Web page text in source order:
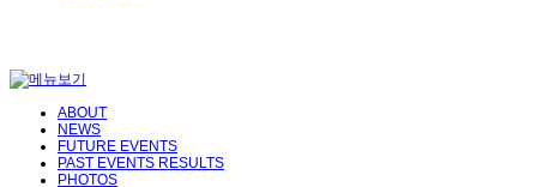
ABOUT
NEWS
FUTURE EVENTS
PAST EVENTS RESULTS
PHOTOS